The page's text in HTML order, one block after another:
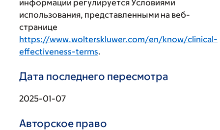
информации регулируется Условиями
использования, представленными на веб-
странице
https://www.wolterskluwer.com/en/know/clinical-
effectiveness-terms.
Дата последнего пересмотра
2025-01-07
Авторское право